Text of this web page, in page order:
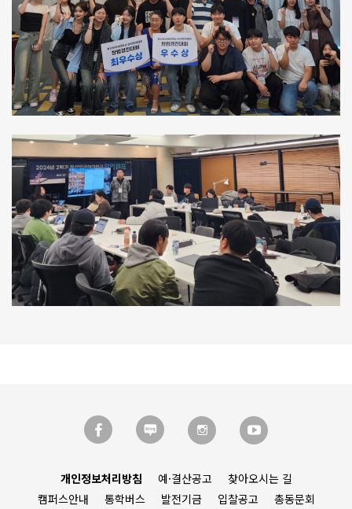
개인정보처리방침 예·결산공고
찾아오시는 길
캠퍼스안내
통학버스 발전기금 입찰공고 총동문회